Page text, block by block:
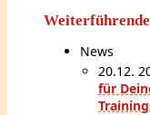
News
20.12.
für